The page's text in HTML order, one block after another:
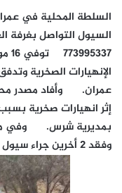
السلطة المحلية في
الإنهيارات الصخرية
إثر انهيارات صخرية
بمديرية شرس. وفي
وفقد 2 أخرين جراء سيول الأمطار التي شهدته